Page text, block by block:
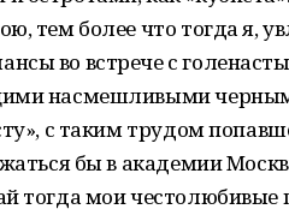
тем более что тогда я,
во встрече с
насмешливыми
с таким трудом
бы в академии
тогда мои